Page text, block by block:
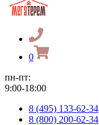
0
пн-пт:
9:00-18:00
8 (495) 133-62-34
8 (800) 200-62-34